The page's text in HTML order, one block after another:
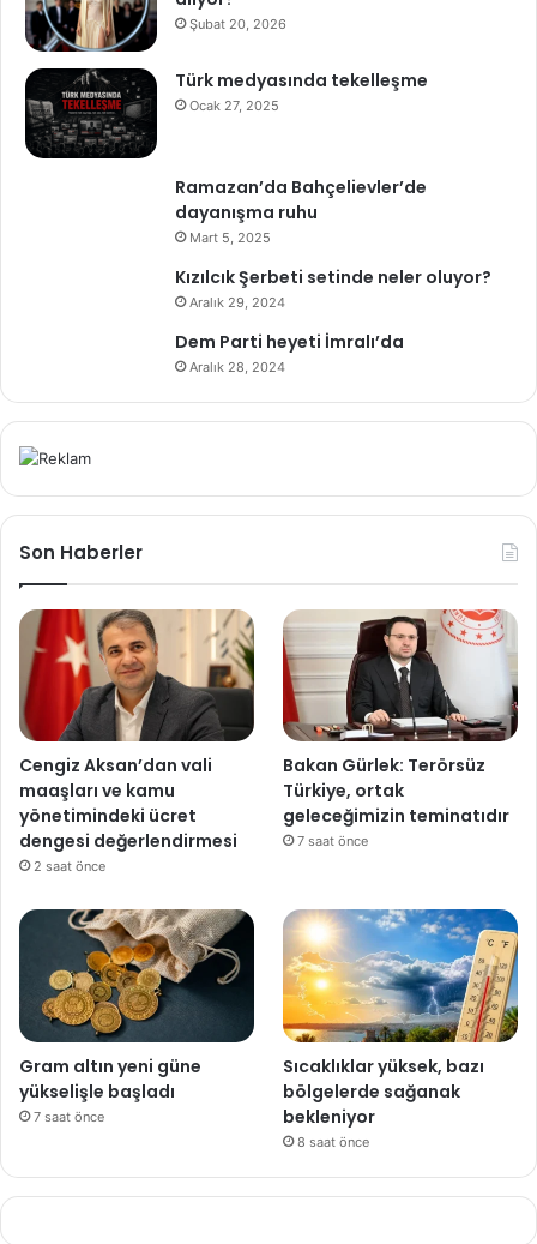
Şubat 20, 2026
Türk medyasında tekelleşme
Ocak 27, 2025
Ramazan’da Bahçelievler’de
dayanışma ruhu
Mart 5, 2025
Kızılcık Şerbeti setinde neler oluyor?
Aralık 29, 2024
Dem Parti heyeti İmralı’da
Aralık 28, 2024
Son Haberler
Cengiz Aksan’dan vali
maaşları ve kamu
yönetimindeki ücret
dengesi değerlendirmesi
2 saat önce
Bakan Gürlek: Terörsüz
Türkiye, ortak
geleceğimizin teminatıdır
7 saat önce
Gram altın yeni güne
yükselişle başladı
7 saat önce
Sıcaklıklar yüksek, bazı
bölgelerde sağanak
bekleniyor
8 saat önce